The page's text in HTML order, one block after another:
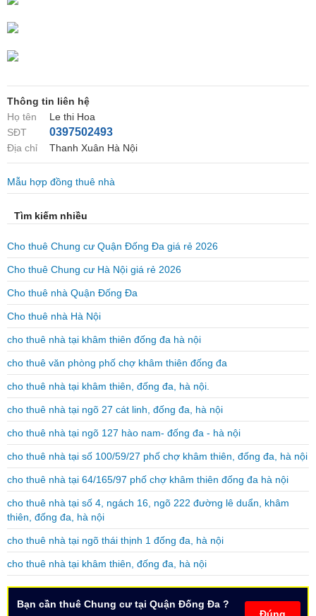
Thông tin liên hệ
Họ tên
Le thi Hoa
SĐT
0397502493
Địa chỉ Thanh Xuân Hà Nội
Mẫu hợp đồng thuê nhà
Tìm kiếm nhiều
Cho thuê Chung cư Quận Đống Đa giá rẻ 2026
Cho thuê Chung cư Hà Nội giá rẻ 2026
Cho thuê nhà Quận Đống Đa
Cho thuê nhà Hà Nội
cho thuê nhà tại khâm thiên đống đa hà nội
cho thuê văn phòng phố chợ khâm thiên đống đa
cho thuê nhà tại khâm thiên, đống đa, hà nội.
cho thuê nhà tại ngõ 27 cát linh, đống đa, hà nội
cho thuê nhà tại ngõ 127 hào nam- đống đa - hà nội
cho thuê nhà tại số 100/59/27 phố chợ khâm thiên, đống đa, hà nội
cho thuê nhà tại 64/165/97 phố chợ khâm thiên đống đa hà nội
cho thuê nhà tại số 4, ngách 16, ngõ 222 đường lê duẩn, khâm
thiên, đống đa, hà nội
cho thuê nhà tại ngõ thái thịnh 1 đống đa, hà nội
cho thuê nhà tại khâm thiên, đống đa, hà nội
Bạn cần thuê Chung cư tại Quận Đống Đa ?